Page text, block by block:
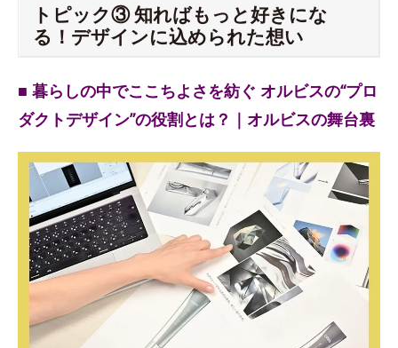
トピック③ 知ればもっと好きにな
る！デザインに込められた想い
■ 暮らしの中でここちよさを紡ぐ オルビスの“プロ
ダクトデザイン”の役割とは？｜オルビスの舞台裏